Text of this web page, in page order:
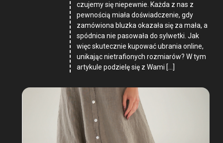
czujemy się niepewnie. Każda z nas z
pewnością miała doświadczenie, gdy
zamówiona bluzka okazała się za mała, a
spódnica nie pasowała do sylwetki. Jak
więc skutecznie kupować ubrania online,
unikając nietrafionych rozmiarów? W tym
artykule podzielę się z Wami […]